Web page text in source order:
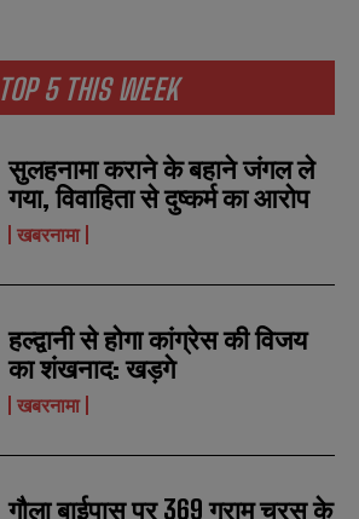
TOP 5 THIS WEEK
सुलहनामा कराने के बहाने जंगल ले
गया, विवाहिता से दुष्कर्म का आरोप
खबरनामा
हल्द्वानी से होगा कांग्रेस की विजय
का शंखनाद: खड़गे
खबरनामा
गौला बाईपास पर 369 ग्राम चरस के